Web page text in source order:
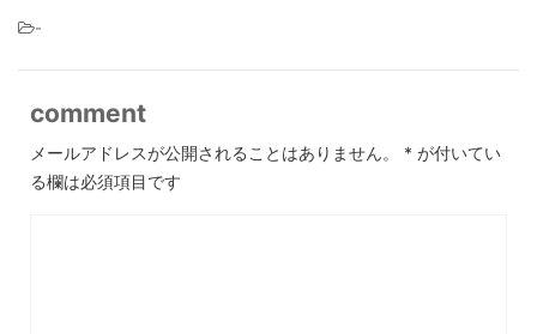
-
comment
メールアドレスが公開されることはありません。 * が付いてい
る欄は必須項目です